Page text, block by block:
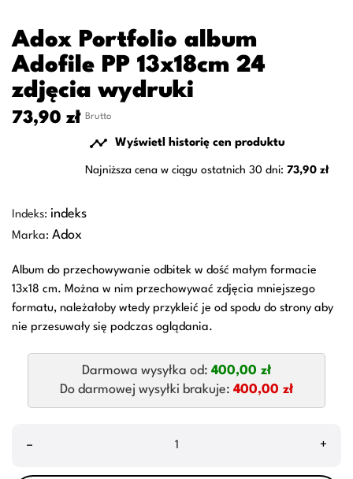
Adox Portfolio album
Adofile PP 13x18cm 24
zdjęcia wydruki
73,90 zł Brutto
 Wyświetl historię cen produktu
Najniższa cena w ciągu ostatnich 30 dni: 73,90 zł
Indeks: indeks
Marka: Adox
Album do przechowywanie odbitek w dość małym formacie
13x18 cm. Można w nim przechowywać zdjęcia mniejszego
formatu, należałoby wtedy przykleić je od spodu do strony aby
nie przesuwały się podczas oglądania.
Darmowa wysyłka od: 400,00 zł
Do darmowej wysyłki brakuje: 400,00 zł
– +